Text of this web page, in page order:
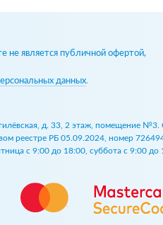
является публичной офертой,
данных.
д. 33, 2 этаж, помещение
реестре РБ 05.09.2024, номер
с 9:00 до 18:00, суббота с 9:00